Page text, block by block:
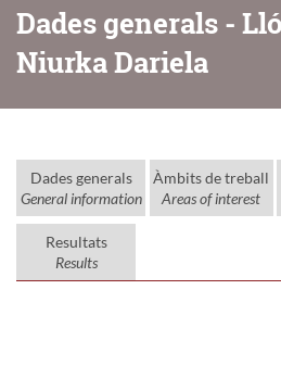
Dades generals -
Niurka Dariela
Dades generals
General information
Àmbits de treball
Areas of interest
Resultats
Results